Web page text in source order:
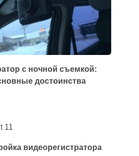
с ночной съемкой:
достоинства
видеорегистратора